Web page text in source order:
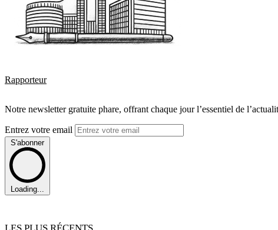
Rapporteur
Notre newsletter gratuite phare, offrant chaque jour l’essentiel de
Entrez votre email
S'abonner
Loading...